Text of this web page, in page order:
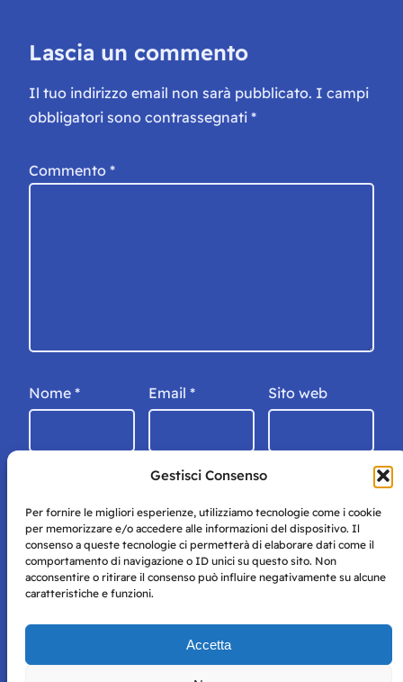
Gestisci Consenso
Per fornire le migliori esperienze, utilizziamo tecnologie come i cookie
per memorizzare e/o accedere alle informazioni del dispositivo. Il
consenso a queste tecnologie ci permetterà di elaborare dati come il
comportamento di navigazione o ID unici su questo sito. Non
acconsentire o ritirare il consenso può influire negativamente su alcune
caratteristiche e funzioni.
Accetta
Lascia un commento
Il tuo indirizzo email non sarà pubblicato. I campi
obbligatori sono contrassegnati *
Commento *
Nome * Email * Sito web
Storie di Napoli è una testata registrata presso il tribunale di